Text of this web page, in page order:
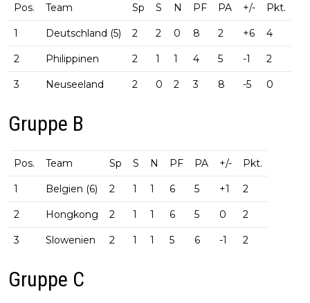
Pos. Team Sp S N PF PA +/- Pkt.
1 Deutschland (5) 2 2 0 8 2 +6 4
2 Philippinen 2 1 1 4 5 -1 2
3 Neuseeland 2 0 2 3 8 -5 0
Gruppe B
Pos. Team Sp S N PF PA +/- Pkt.
1 Belgien (6) 2 1 1 6 5 +1 2
2 Hongkong 2 1 1 6 5 0 2
3 Slowenien 2 1 1 5 6 -1 2
Gruppe C